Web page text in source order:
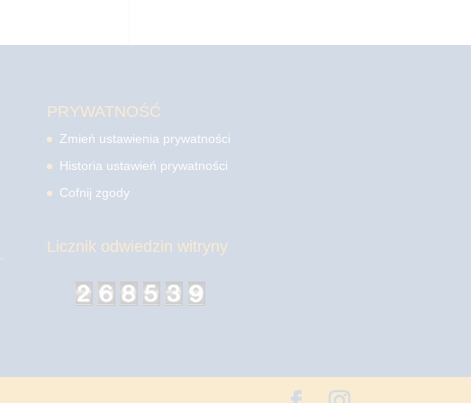
PRYWATNOŚĆ
Zmień ustawienia prywatności
Historia ustawień prywatności
Cofnij zgody
Licznik odwiedzin witryny